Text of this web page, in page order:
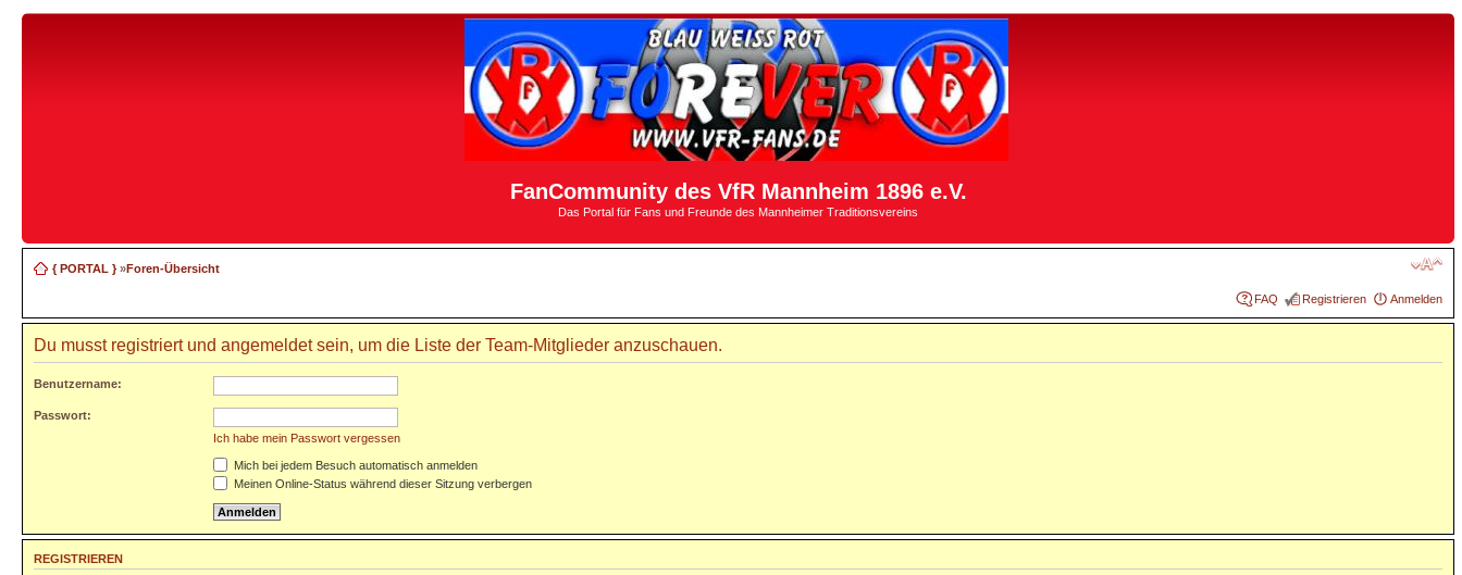
FanCommunity des VfR Mannheim 1896 e.V.
Das Portal für Fans und Freunde des Mannheimer Traditionsvereins
{ PORTAL }»Foren-Übersicht
FAQ Registrieren Anmelden
Du musst registriert und angemeldet sein, um die Liste der Team-Mitglieder anzuschauen.
Benutzername:
Passwort:
Ich habe mein Passwort vergessen
Mich bei jedem Besuch automatisch anmelden
Meinen Online-Status während dieser Sitzung verbergen
REGISTRIEREN